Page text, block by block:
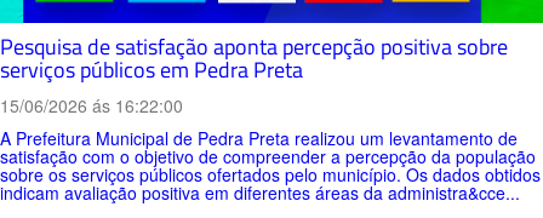
Pesquisa de satisfação aponta percepção positiva sobre
serviços públicos em Pedra Preta
15/06/2026 ás 16:22:00
A Prefeitura Municipal de Pedra Preta realizou um levantamento de
satisfação com o objetivo de compreender a percepção da população
sobre os serviços públicos ofertados pelo município. Os dados obtidos
indicam avaliação positiva em diferentes áreas da administra&cce...